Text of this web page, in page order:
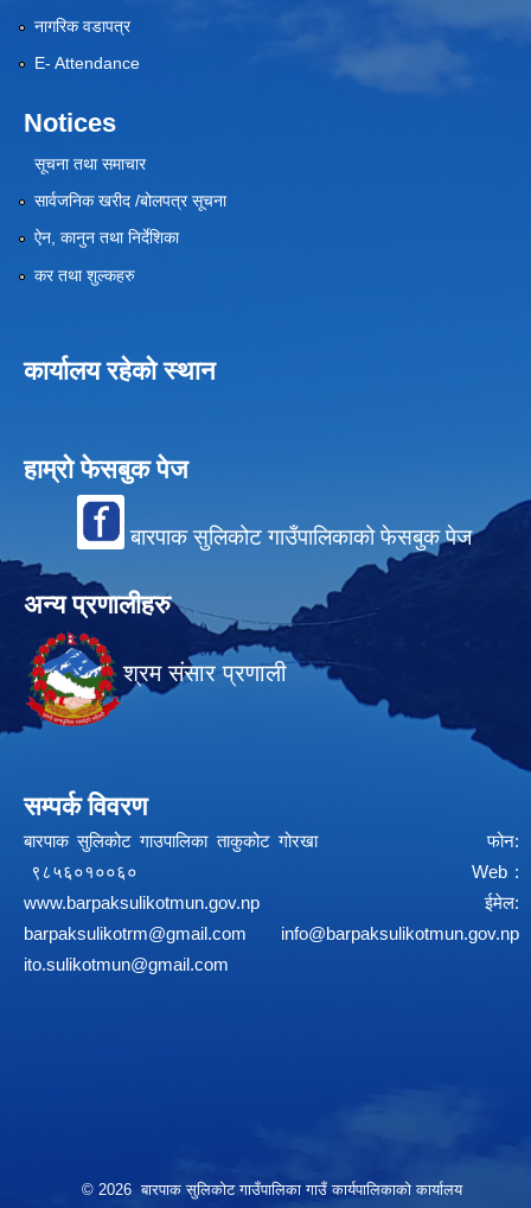
नागरिक वडापत्र
E- Attendance
Notices
सूचना तथा समाचार
सार्वजनिक खरीद /बोलपत्र सूचना
ऐन, कानुन तथा निर्देशिका
कर तथा शुल्कहरु
कार्यालय रहेको स्थान
हाम्रो फेसबुक पेज
बारपाक सुलिकोट गाउँपालिकाको फेसबुक पेज
अन्य प्रणालीहरु
श्रम संसार प्रणाली
सम्पर्क विवरण
बारपाक सुलिकोट गाउपालिका ताकुकोट गोरखा फोन:
९८५६०१००६० Web :
www.barpaksulikotmun.gov.np
ईमेल:
barpaksulikotrm@gmail.com
info@barpaksulikotmun.gov.np
ito.sulikotmun@gmail.com
© 2026 बारपाक सुलिकोट गाउँपालिका गाउँ कार्यपालिकाको कार्यालय